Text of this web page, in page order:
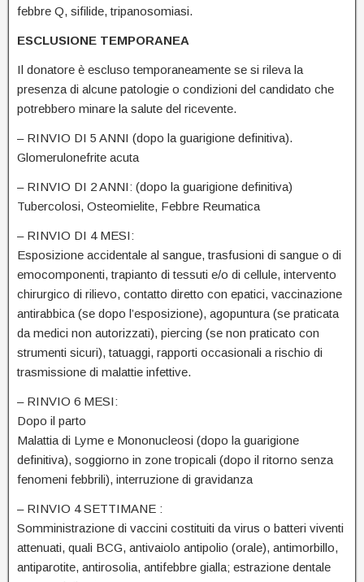
febbre Q, sifilide, tripanosomiasi.
ESCLUSIONE TEMPORANEA
Il donatore è escluso temporaneamente se si rileva la
presenza di alcune patologie o condizioni del candidato che
potrebbero minare la salute del ricevente.
– RINVIO DI 5 ANNI (dopo la guarigione definitiva).
Glomerulonefrite acuta
– RINVIO DI 2 ANNI: (dopo la guarigione definitiva)
Tubercolosi, Osteomielite, Febbre Reumatica
– RINVIO DI 4 MESI:
Esposizione accidentale al sangue, trasfusioni di sangue o di
emocomponenti, trapianto di tessuti e/o di cellule, intervento
chirurgico di rilievo, contatto diretto con epatici, vaccinazione
antirabbica (se dopo l’esposizione), agopuntura (se praticata
da medici non autorizzati), piercing (se non praticato con
strumenti sicuri), tatuaggi, rapporti occasionali a rischio di
trasmissione di malattie infettive.
– RINVIO 6 MESI:
Dopo il parto
Malattia di Lyme e Mononucleosi (dopo la guarigione
definitiva), soggiorno in zone tropicali (dopo il ritorno senza
fenomeni febbrili), interruzione di gravidanza
– RINVIO 4 SETTIMANE :
Somministrazione di vaccini costituiti da virus o batteri viventi
attenuati, quali BCG, antivaiolo antipolio (orale), antimorbillo,
antiparotite, antirosolia, antifebbre gialla; estrazione dentale